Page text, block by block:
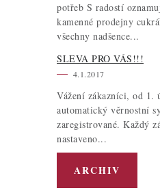
potřeb S radostí
kamenné prodejny
všechny nadšence...
SLEVA PRO VÁS!!!
4.1.2017
Vážení zákazníci, od 1.
automatický věrnostní
zaregistrované. Každý
nastaveno...
ARCHIV